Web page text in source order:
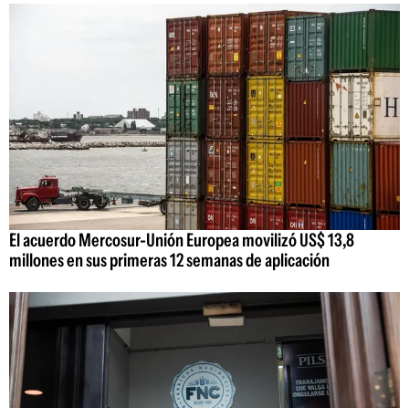
El acuerdo Mercosur-Unión Europea movilizó US$ 13,8
millones en sus primeras 12 semanas de aplicación